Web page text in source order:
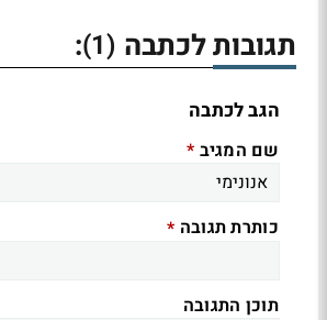
תגובות לכתבה (1)
:
הגב לכתבה
שם המגיב *
כותרת תגובה *
תוכן התגובה